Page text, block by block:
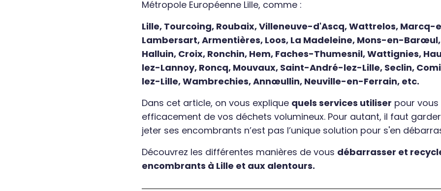
Métropole Européenne Lille, comme :
Lille, Tourcoing, Roubaix, Villeneuve-d'Ascq, Wattrelos,
Lambersart, Armentières, Loos, La Madeleine, Mons-en-
Halluin, Croix, Ronchin, Hem, Faches-Thumesnil, Wattignies,
lez-Lannoy, Roncq, Mouvaux, Saint-André-lez-Lille, Seclin,
lez-Lille, Wambrechies, Annœullin, Neuville-en-Ferrain, etc.
Dans cet article, on vous explique quels services utiliser pour
efficacement de vos déchets volumineux. Pour autant, il faut
jeter ses encombrants n’est pas l’unique solution pour s'en
Découvrez les différentes manières de vous débarrasser et
encombrants à Lille et aux alentours.